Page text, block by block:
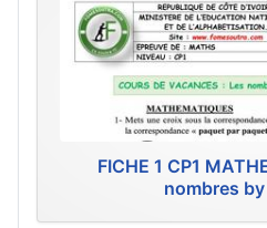
FICHE 1 CP1
nombres